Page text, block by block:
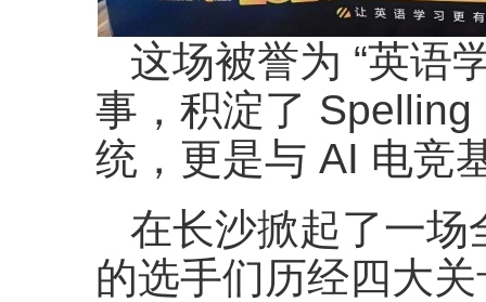
这场被誉为 “英语
事，积淀了
统，更是与 AI 电竞
在长沙掀起了一场
的选手们历经四大